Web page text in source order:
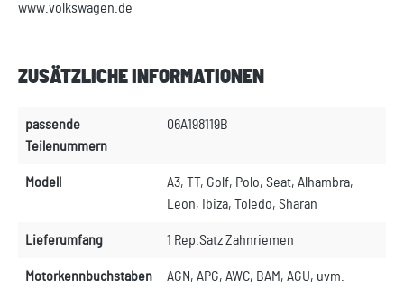
www.volkswagen.de
ZUSÄTZLICHE INFORMATIONEN
passende
Teilenummern
06A198119B
Modell
A3, TT, Golf, Polo, Seat, Alhambra,
Leon, Ibiza, Toledo, Sharan
Lieferumfang 1 Rep.Satz Zahnriemen
Motorkennbuchstaben AGN, APG, AWC, BAM, AGU, uvm.